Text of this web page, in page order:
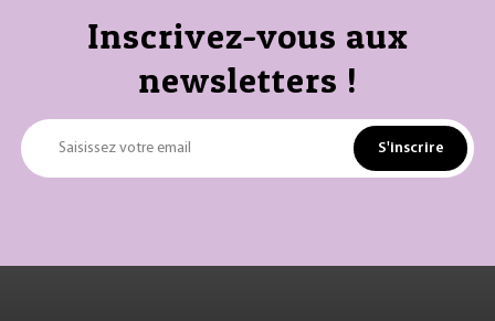
Inscrivez-vous aux
newsletters !
Saisissez votre email S'inscrire